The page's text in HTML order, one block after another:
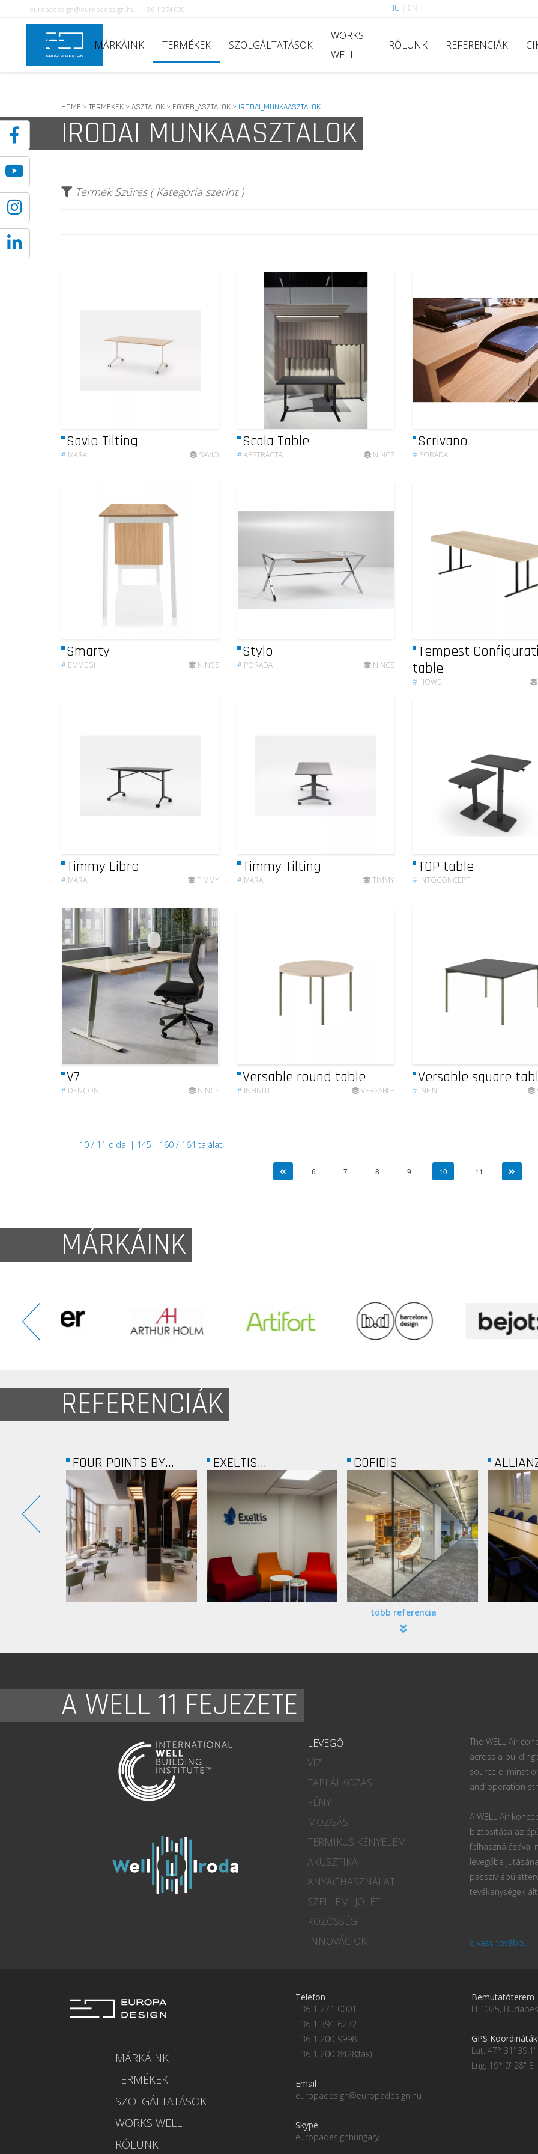
europadesign@europadesign.hu | +36 1 274 0001 HU EN
MÁRKÁINK TERMÉKEK SZOLGÁLTATÁSOK
WORKS
WELL
RÓLUNK REFERENCIÁK
HOME > TERMEKEK > ASZTALOK > EGYEB_ASZTALOK > IRODAI_MUNKAASZTALOK
IRODAI MUNKAASZTALOK
Termék Szűrés ( Kategória szerint )
Savio Tilting
# MARA SAVIO
Scala Table
#ABSTRACTA NINCS
Scrivano
# PORADA
Smarty
# EMMEGI NINCS
Stylo
# PORADA NINCS
Tempest
table
# HOWE
Timmy Libro
# MARA TIMMY
Timmy Tilting
# MARA TIMMY
TOP table
# INTOCONCEPT
V7
# DENCON NINCS
Versable round table
# INFINITI VERSABLE
Versable square
# INFINITI
10 / 11 oldal | 145 - 160 / 164 találat
6 7 8 9 10 11
MÁRKÁINK
REFERENCIÁK
EXELTIS... COFIDIS ALLIANZ... GIRO
több referencia
A WELL 11 FEJEZETE
LEVEGŐ
VÍZ
TÁPLÁLKOZÁS
FÉNY
MOZGÁS
TERMIKUS KÉNYELEM
AKUSZTIKA
ANYAGHASZNÁLAT
SZELLEMI JÓLÉT
KÖZÖSSÉG
INNOVÁCIÓK
The WELL Air
across a
source
and operation
A WELL Air
biztosítása az
felhasználásával
levegőbe
passzív
tevékenységek
olvass tovább...
MÁRKÁINK
TERMÉKEK
SZOLGÁLTATÁSOK
WORKS WELL
RÓLUNK
Telefon
+36 1 274-0001
+36 1 394-6232
+36 1 200-9998
+36 1 200-8428(fax)
Email
europadesign@europadesign.hu
Skype
europadesignhungary
Bemutatóterem
H-1025,
GPS Koordináták
Lat: 47° 31'
Lng: 19° 0' 28" E